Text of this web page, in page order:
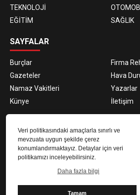
Veri politikasındaki amaçlarla sınırlı ve
mevzuata uygun şekilde çerez
konumlandırmaktayız. Detaylar için veri
politikamızı inceleyebilirsiniz.
Daha fazla bilgi
Tamam
TEKNOLOJİ
EĞİTİM
SAĞLIK
SAYFALAR
Burçlar
Firma
Gazeteler
Hava
Namaz Vakitleri
Yazarlar
Künye
İletişim